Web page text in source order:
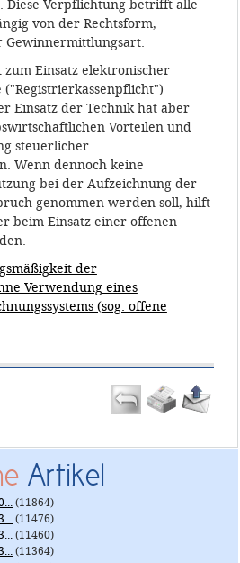
Diese Verpflichtung betrifft alle
von der Rechtsform,
Gewinnermittlungsart.
zum Einsatz elektronischer
("Registrierkassenpflicht")
Einsatz der Technik hat aber
Vorteilen und
steuerlicher
Wenn dennoch keine
bei der Aufzeichnung der
genommen werden soll, hilft
beim Einsatz einer offenen
der
Verwendung eines
(sog. offene
Artikel
(11864)
(11476)
(11460)
(11364)